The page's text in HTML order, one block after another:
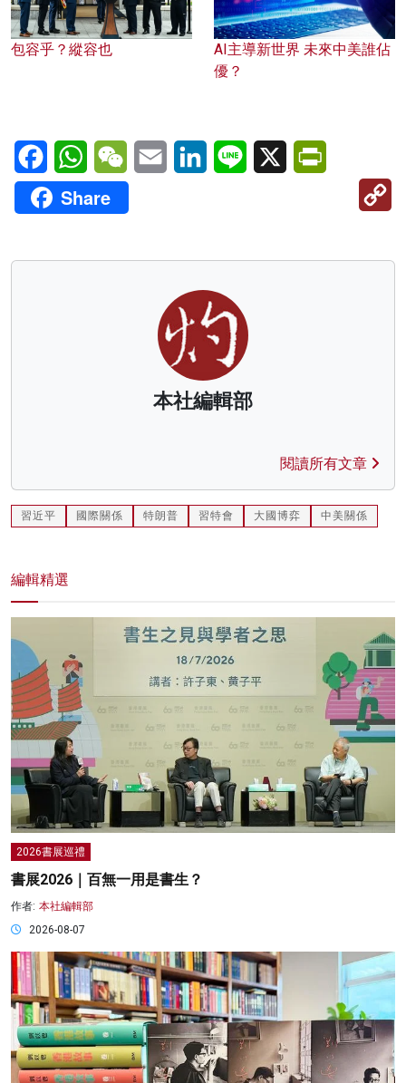
包容乎？縱容也
AI主導新世界 未來中美誰佔
優？
FacebookWhatsAppWeChatEmail LinkedInLine X
Share
本社編輯部
閱讀所有文章
習近平 國際關係 特朗普 習特會 大國博弈 中美關係
編輯精選
2026書展巡禮
書展2026｜百無一用是書生？
作者: 本社編輯部
2026-08-07